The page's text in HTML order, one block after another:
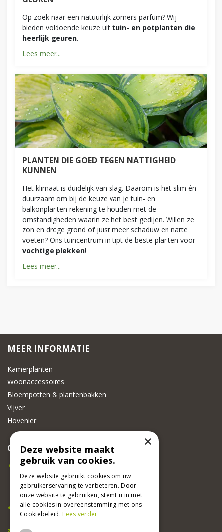
Op zoek naar een natuurlijk zomers parfum? Wij
bieden voldoende keuze uit tuin- en potplanten die
heerlijk geuren.
Lees meer...
PLANTEN DIE GOED TEGEN NATTIGHEID
KUNNEN
Het klimaat is duidelijk van slag. Daarom is het slim én
duurzaam om bij de keuze van je tuin- en
balkonplanten rekening te houden met de
omstandigheden waarin ze het best gedijen. Willen ze
zon en droge grond of juist meer schaduw en natte
voeten? Ons tuincentrum in tipt de beste planten voor
vochtige plekken!
Lees meer...
MEER INFORMATIE
Kamerplanten
Woonaccessoires
Bloempotten & plantenbakken
Vijver
Hovenier
CONTACT
Beeker Tuincentrum
Adsteeg 31
6191 PW Beek
Bel ons
046 437 2881
×
Deze website maakt
gebruik van cookies.
Deze website gebruikt cookies om uw
gebruikerservaring te verbeteren. Door
onze website te gebruiken, stemt u in met
alle cookies in overeenstemming met ons
Cookiebeleid.Lees verder